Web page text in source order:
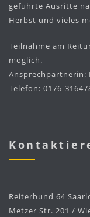
geführte Ausritte
Herbst und vieles
Teilnahme am
möglich.
Ansprechpartnerin:
Telefon: 0176-
Reiterbund 64
Metzer Str. 201 /